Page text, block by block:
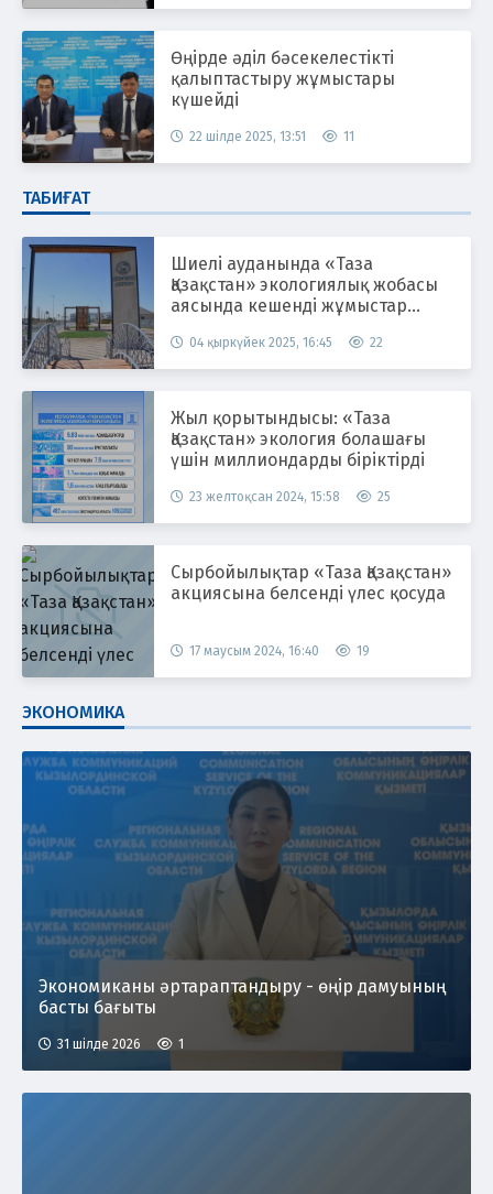
Өңірде әділ бәсекелестікті
қалыптастыру жұмыстары
күшейді
22 шілде 2025, 13:51 11
ТАБИҒАТ
Шиелі ауданында «Таза
Қазақстан» экологиялық жобасы
аясында кешенді жұмыстар
04 қыркүйек 2025, 16:45 22
Жыл қорытындысы: «Таза
Қазақстан» экология болашағы
үшін миллиондарды біріктірді
23 желтоқсан 2024, 15:58 25
Сырбойылықтар «Таза Қазақстан»
акциясына белсенді үлес қосуда
17 маусым 2024, 16:40 19
ЭКОНОМИКА
Экономиканы әртараптандыру - өңір дамуының
басты бағыты
31 шілде 2026 1